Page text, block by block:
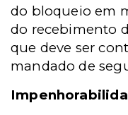
do bloqueio em
do recebimento
que deve ser
mandado de